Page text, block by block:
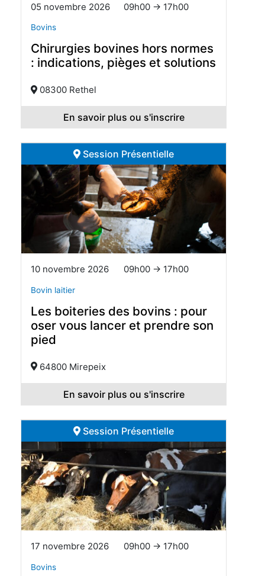
05 novembre 2026 09h00 → 17h00
Bovins
Chirurgies bovines hors normes
: indications, pièges et solutions
08300 Rethel
En savoir plus ou s'inscrire
Session Présentielle
10 novembre 2026 09h00 → 17h00
Bovin laitier
Les boiteries des bovins : pour
oser vous lancer et prendre son
pied
64800 Mirepeix
En savoir plus ou s'inscrire
Session Présentielle
17 novembre 2026 09h00 → 17h00
Bovins